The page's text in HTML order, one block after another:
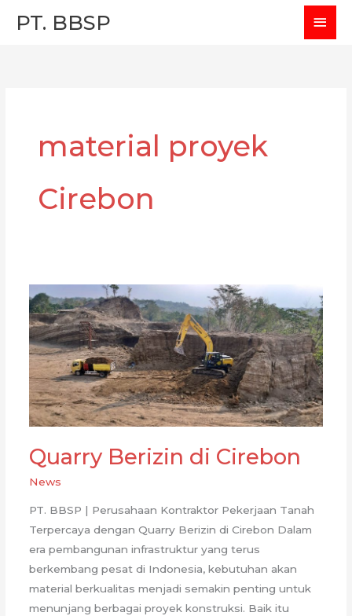
PT. BBSP
material proyek
Cirebon
Quarry Berizin di Cirebon
News
PT. BBSP | Perusahaan Kontraktor Pekerjaan Tanah
Terpercaya dengan Quarry Berizin di Cirebon Dalam
era pembangunan infrastruktur yang terus
berkembang pesat di Indonesia, kebutuhan akan
material berkualitas menjadi semakin penting untuk
menunjang berbagai proyek konstruksi. Baik itu